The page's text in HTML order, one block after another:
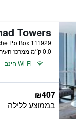
0.0 ק״מ ממרכז העיר
Wi-Fi חינם
₪407
בממוצע ללילה